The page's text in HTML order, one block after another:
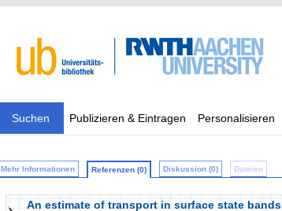
Suchen Publizieren & Eintragen Personalisieren
Mehr Informationen Referenzen (0) Diskussion (0) Dateien
An estimate of transport in surface state bands